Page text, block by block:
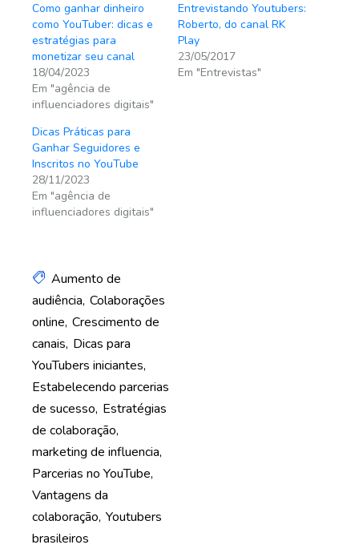
Como ganhar dinheiro
como YouTuber: dicas e
estratégias para
monetizar seu canal
18/04/2023
Em "agência de
influenciadores digitais"
Entrevistando Youtubers:
Roberto, do canal RK
Play
23/05/2017
Em "Entrevistas"
Dicas Práticas para
Ganhar Seguidores e
Inscritos no YouTube
28/11/2023
Em "agência de
influenciadores digitais"
Aumento de
audiência Colaborações
online Crescimento de
canais Dicas para
YouTubers iniciantes
Estabelecendo parcerias
de sucesso Estratégias
de colaboração
marketing de influencia
Parcerias no YouTube
Vantagens da
colaboração Youtubers
brasileiros